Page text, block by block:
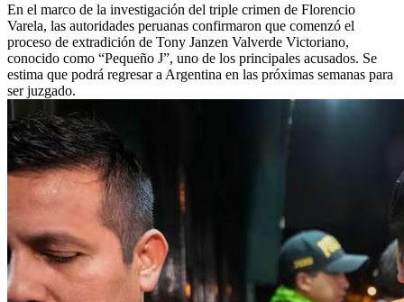
En el marco de la investigación del triple crimen de Florencio
Varela, las autoridades peruanas confirmaron que comenzó el
proceso de extradición de Tony Janzen Valverde Victoriano,
conocido como “Pequeño J”, uno de los principales acusados. Se
estima que podrá regresar a Argentina en las próximas semanas para
ser juzgado.